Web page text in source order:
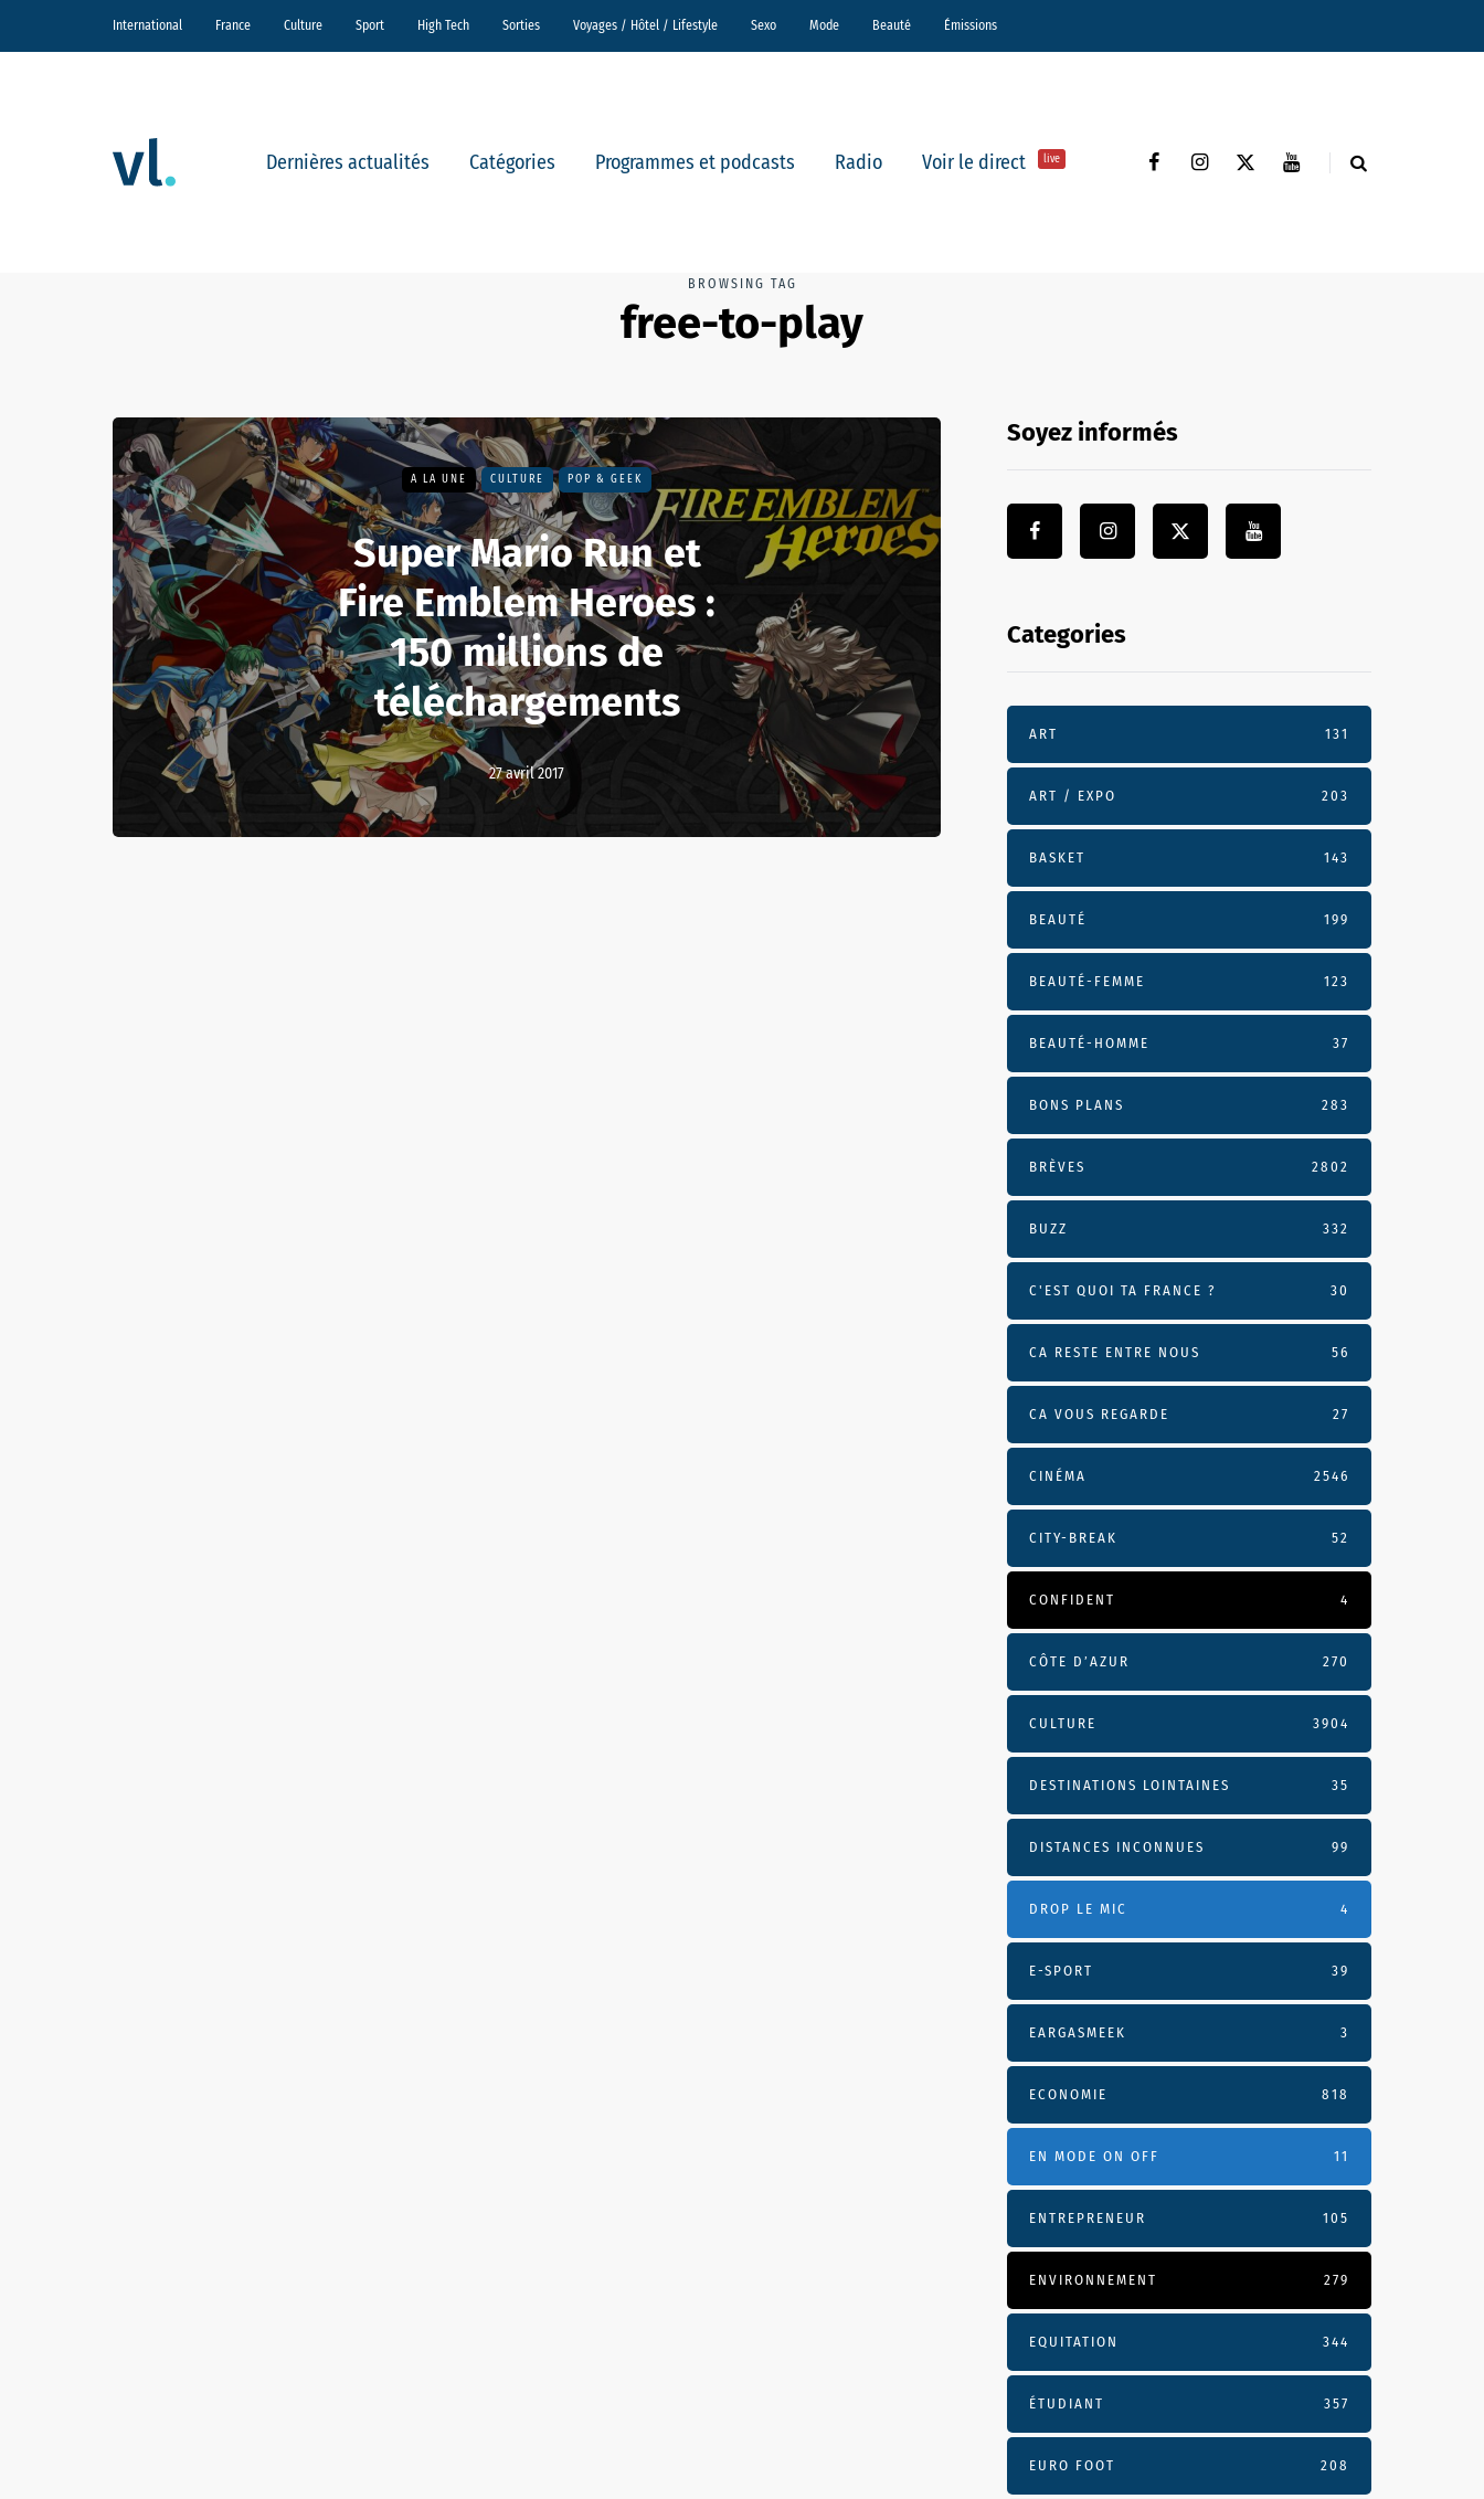
International France Culture Sport High Tech Sorties Voyages / Hôtel / Lifestyle Sexo Mode Beauté Émissions
Dernières actualités Catégories Programmes et podcasts Radio Voir le direct live
BROWSING TAG
free-to-play
A LA UNE CULTURE POP & GEEK
Super Mario Run et
Fire Emblem Heroes :
150 millions de
téléchargements
27 avril 2017
Soyez informés
Categories
ART 131
ART / EXPO 203
BASKET 143
BEAUTÉ 199
BEAUTÉ-FEMME 123
BEAUTÉ-HOMME 37
BONS PLANS 283
BRÈVES 2802
BUZZ 332
C'EST QUOI TA FRANCE ? 30
CA RESTE ENTRE NOUS 56
CA VOUS REGARDE 27
CINÉMA 2546
CITY-BREAK 52
CONFIDENT 4
CÔTE D’AZUR 270
CULTURE 3904
DESTINATIONS LOINTAINES 35
DISTANCES INCONNUES 99
DROP LE MIC 4
E-SPORT 39
EARGASMEEK 3
ECONOMIE 818
EN MODE ON OFF 11
ENTREPRENEUR 105
ENVIRONNEMENT 279
EQUITATION 344
ÉTUDIANT 357
EURO FOOT 208